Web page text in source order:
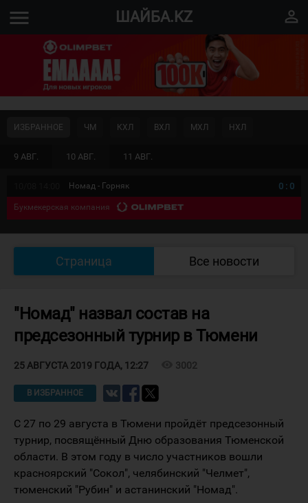
menu ШАЙБА.KZ perm_identity
9 АВГ. 10 АВГ. 11 АВГ.
ИЗБРАННОЕ ЧМ КХЛ ВХЛ МХЛ НХЛ
Номад - Горняк 0 : 0
Букмекерская компания
Страница Все новости
"Номад" назвал состав на
предсезонный турнир в Тюмени
25 АВГУСТА 2019 ГОДА, 12:27 3002
В ИЗБРАННОЕ
С 27 по 29 августа в Тюмени пройдёт предсезонный
турнир, посвящённый Дню образования Тюменской
области. В этом году в число участников вошли
красноярский "Сокол", челябинский "Челмет",
тюменский "Рубин" и астанинский "Номад".